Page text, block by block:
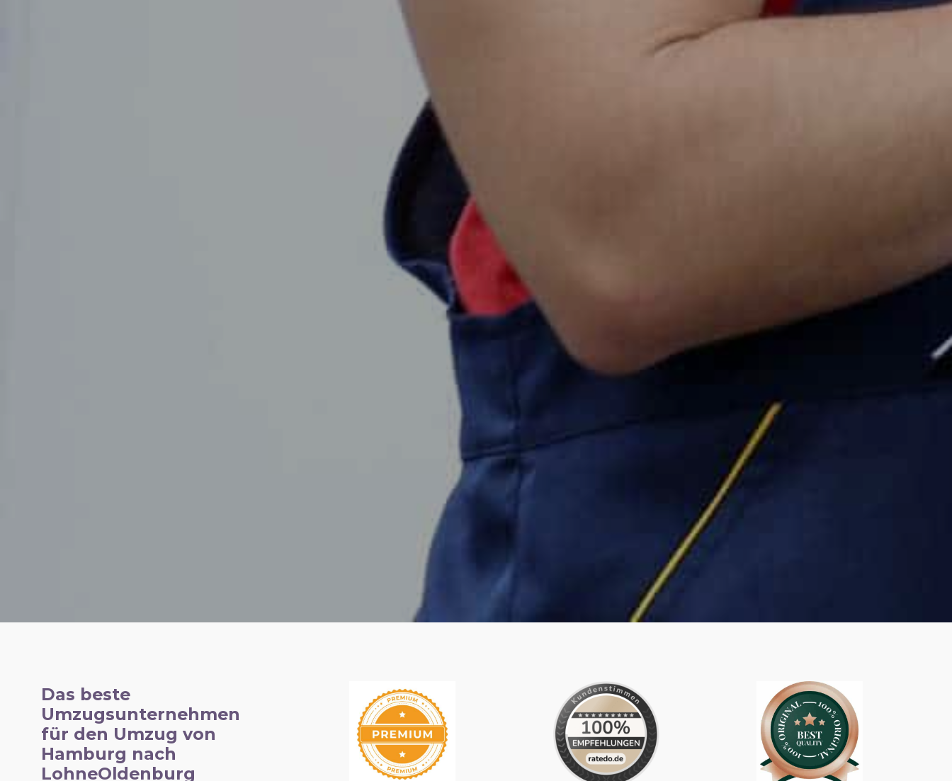
Das beste
Umzugsunternehmen
für den Umzug von
Hamburg nach
LohneOldenburg